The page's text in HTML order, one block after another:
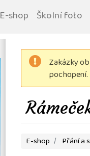
E-shop Školní foto
Zakázky
E-shop Přání a